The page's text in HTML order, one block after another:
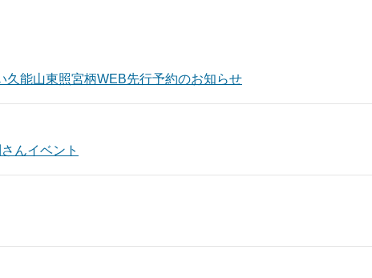
久能山東照宮柄WEB先行予約のお知らせ
んイベント